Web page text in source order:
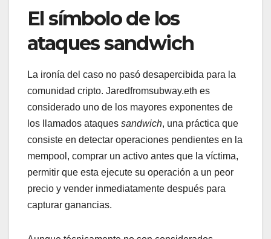
El símbolo de los
ataques sandwich
La ironía del caso no pasó desapercibida para la
comunidad cripto. Jaredfromsubway.eth es
considerado uno de los mayores exponentes de
los llamados ataques sandwich, una práctica que
consiste en detectar operaciones pendientes en la
mempool, comprar un activo antes que la víctima,
permitir que esta ejecute su operación a un peor
precio y vender inmediatamente después para
capturar ganancias.